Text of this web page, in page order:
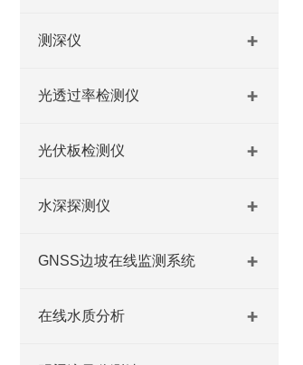
测深仪
光透过率检测仪
光伏板检测仪
水深探测仪
GNSS边坡在线监测系统
在线水质分析